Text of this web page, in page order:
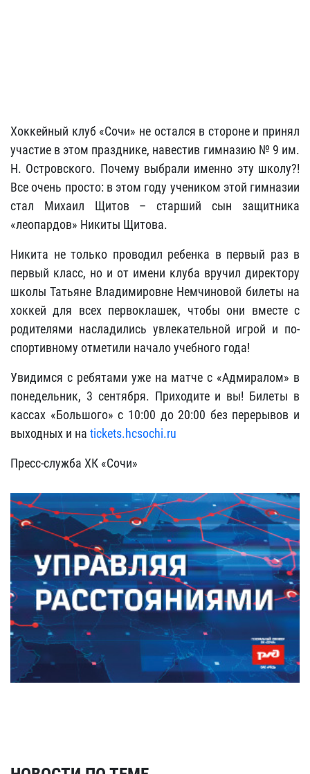
Хоккейный клуб «Сочи» не остался в стороне и принял
участие в этом празднике, навестив гимназию № 9 им.
Н. Островского. Почему выбрали именно эту школу?!
Все очень просто: в этом году учеником этой гимназии
стал Михаил Щитов – старший сын защитника
«леопардов» Никиты Щитова.
Никита не только проводил ребенка в первый раз в
первый класс, но и от имени клуба вручил директору
школы Татьяне Владимировне Немчиновой билеты на
хоккей для всех первоклашек, чтобы они вместе с
родителями насладились увлекательной игрой и по-
спортивному отметили начало учебного года!
Увидимся с ребятами уже на матче с «Адмиралом» в
понедельник, 3 сентября. Приходите и вы! Билеты в
кассах «Большого» с 10:00 до 20:00 без перерывов и
выходных и на tickets.hcsochi.ru
Пресс-служба ХК «Сочи»